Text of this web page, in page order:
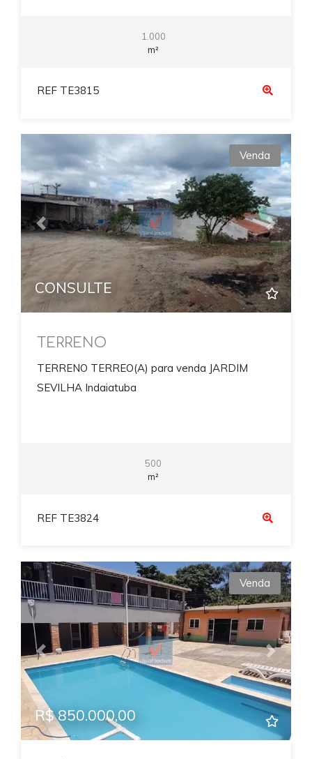
1.000
m²
REF TE3815
Previous Next
Venda
CONSULTE
TERRENO
TERRENO TERREO(A) para venda JARDIM
SEVILHA Indaiatuba
500
m²
REF TE3824
Previous Next
Venda
R$ 850.000,00